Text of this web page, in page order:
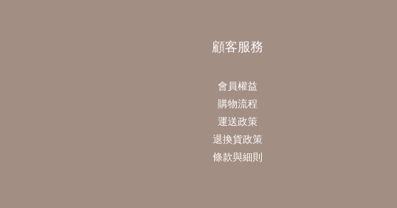
顧客服務
會員權益
購物流程
運送政策
退換貨政策
條款與細則